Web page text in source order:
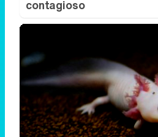
¿Sabías que existen?
Estas criaturas existen
sacadas de otro planeta